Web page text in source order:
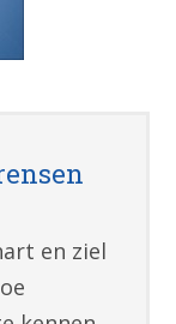
en ziel